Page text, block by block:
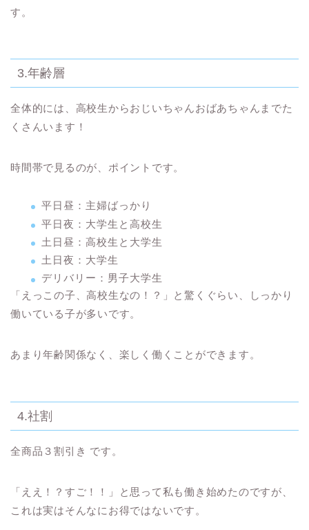
す。
3.年齢層
全体的には、高校生からおじいちゃんおばあちゃんまでた
くさんいます！
時間帯で見るのが、ポイントです。
平日昼：主婦ばっかり
平日夜：大学生と高校生
土日昼：高校生と大学生
土日夜：大学生
デリバリー：男子大学生
「えっこの子、高校生なの！？」と驚くぐらい、しっかり
働いている子が多いです。
あまり年齢関係なく、楽しく働くことができます。
4.社割
全商品３割引き です。
「ええ！？すご！！」と思って私も働き始めたのですが、
こ れは実はそんなにお得ではないです。